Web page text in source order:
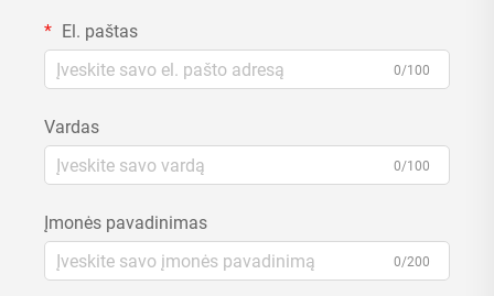
El. paštas
0/100
Vardas
0/100
Įmonės pavadinimas
0/200